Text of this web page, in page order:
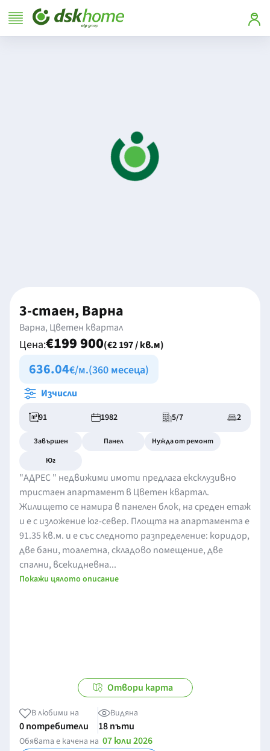
3-стаен, Варна
Варна, Цветен квартал
Цена:€199 900(€2 197 / кв.м)
636.04€/м.(360 месеца)
Изчисли
91 1982 5/7 2
Завършен Панел
Нужда от ремонт
Юг
"АДРЕС " недвижими имоти предлага ексклузивно
тристаен апартамент в Цветен квартал.
Жилището се намира в панелен блок, на среден етаж
и е с изложение юг-север. Площта на апартамента е
91.35 кв.м. и е със следното разпределение: коридор,
две бани, тоалетна, складово помещение, две
спални, всекидневна...
Покажи цялото описание
Отвори карта
В любими на
0 потребители
Видяна
18 пъти
Обявата е качена на 07 юли 2026